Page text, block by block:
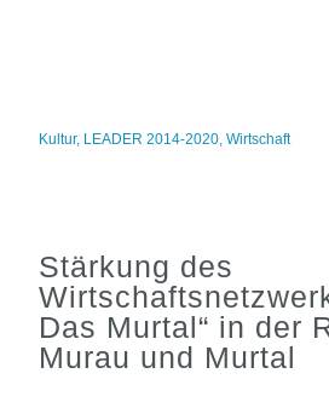
Kultur, LEADER 2014-2020,Wirtschaft
Stärkung des
Das Murtal“ in der
Murau und Murtal